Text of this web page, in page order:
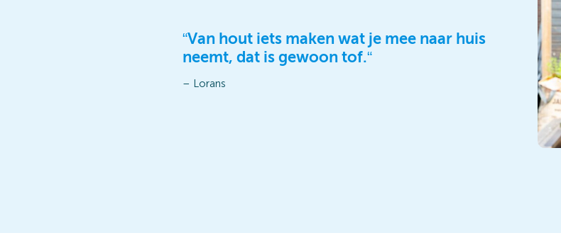
“Van hout iets maken wat je mee naar huis
neemt, dat is gewoon tof.“
– Lorans